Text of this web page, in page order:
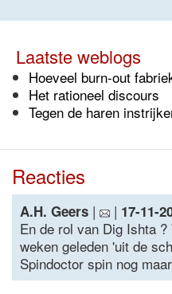
Laatste weblogs
Hoeveel burn-out
Het rationeel discours
Tegen de haren
Reacties
A.H. Geers | | 17-11-
En de rol van Dig Ishta
weken geleden 'uit de
Spindoctor spin nog